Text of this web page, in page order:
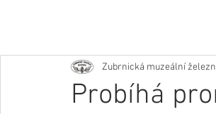
Probíhá
Zubrnická muzeální